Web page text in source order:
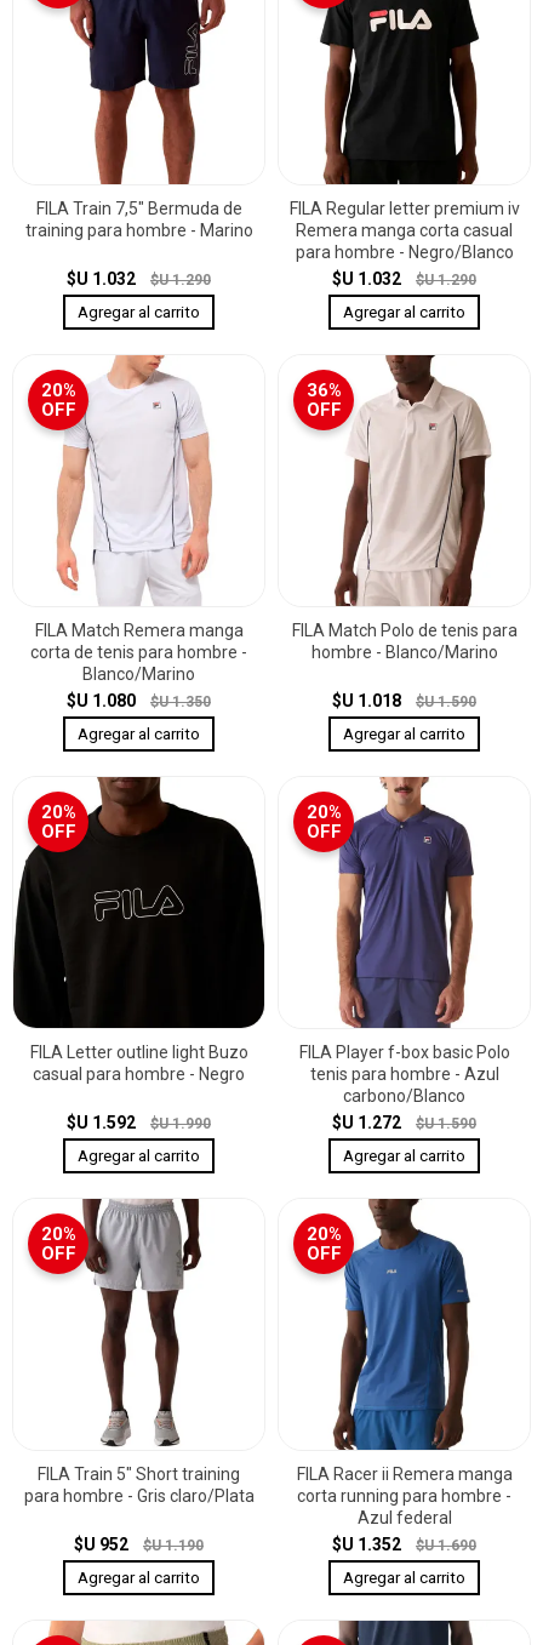
FILA Train 7,5" Bermuda de
training para hombre - Marino
$U 1.032 $U 1.290
FILA Regular letter premium iv
Remera manga corta casual
para hombre - Negro/Blanco
$U 1.032
$U 1.290
20%
OFF
FILA Match Remera manga
corta de tenis para hombre -
Blanco/Marino
$U 1.080
$U 1.350
36%
OFF
FILA Match Polo de tenis para
hombre - Blanco/Marino
$U 1.018 $U 1.590
20%
OFF
FILA Letter outline light Buzo
casual para hombre - Negro
$U 1.592 $U 1.990
20%
OFF
FILA Player f-box basic Polo
tenis para hombre - Azul
carbono/Blanco
$U 1.272
$U 1.590
20%
OFF
FILA Train 5" Short training
para hombre - Gris claro/Plata
$U 952 $U 1.190
20%
OFF
FILA Racer ii Remera manga
corta running para hombre -
Azul federal
$U 1.352
$U 1.690